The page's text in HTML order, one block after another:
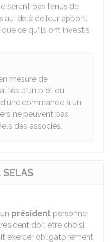
seront pas tenus de
au-delà de leur apport.
ce qu'ils ont investis
mesure de
d'un prêt ou
commande à un
ne peuvent pas
des associés.
président personne
doit être choisi
exercer obligatoirement